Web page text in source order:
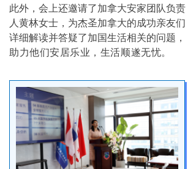
此外，会上还邀请了加拿大安家团队负责
人黄林女士，为杰圣加拿大的成功亲友们
详细解读并答疑了加国生活相关的问题，
助力他们安居乐业，生活顺遂无忧。